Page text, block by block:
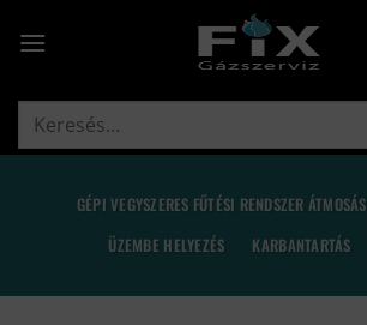
Keresés
GÉPI VEGYSZERES FŰTÉSI RENDSZER ÁTMOSÁS
ÜZEMBE HELYEZÉS
KARBANTARTÁS